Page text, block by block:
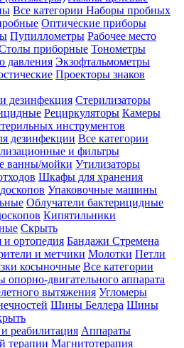
Все категории Наборы пробных
Оптические приборы
Пупиллометры Рабочее место
приборные Тонометры
давления Экзофтальмометры
Проекторы знаков
дезинфекция Стерилизаторы
Рециркуляторы Камеры
инструментов
дезинфекции Все категории
и фильтры
ванны/мойки Утилизаторы
Шкафы для хранения
Упаковочные машины
Облучатели бактерицидные
Кипятильники
Скрыть
и ортопедия Бандажи Стремена
и метчики Молотки Петли
косыночные Все категории
опорно-двигательного аппарата
вытяжения Угломеры
Шины Беллера Шины
реабилитация Аппараты
терапии Магнитотерапия